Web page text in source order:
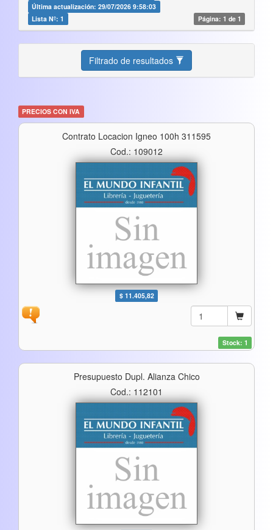
Última actualización: 29/07/2026 9:58:03
Lista Nº: 1
Página: 1 de 1
Filtrado de resultados
PRECIOS CON IVA
Contrato Locacion Igneo 100h 311595
Cod.: 109012
$ 11.405,82
Stock: 1
Presupuesto Dupl. Alianza Chico
Cod.: 112101